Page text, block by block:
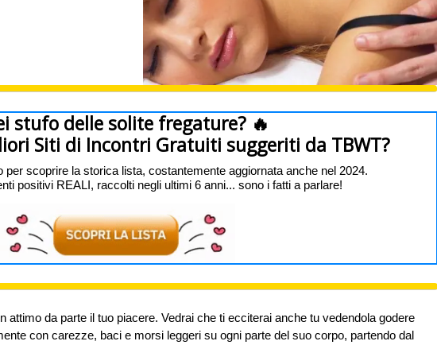
stufo delle solite fregature? 🔥
Siti di Incontri Gratuiti suggeriti da TBWT?
per scoprire la storica lista, costantemente aggiornata anche nel 2024.
positivi REALI, raccolti negli ultimi 6 anni... sono i fatti a parlare!
attimo da parte il tuo piacere. Vedrai che ti ecciterai anche tu vedendola godere
con carezze, baci e morsi leggeri su ogni parte del suo corpo, partendo dal